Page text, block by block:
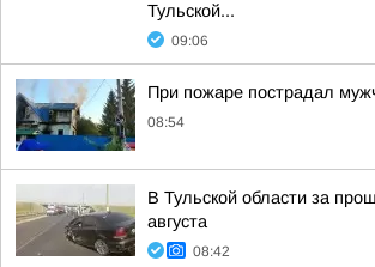
Тульской...
09:06
При пожаре пострадал
08:54
В Тульской области за
августа
08:42